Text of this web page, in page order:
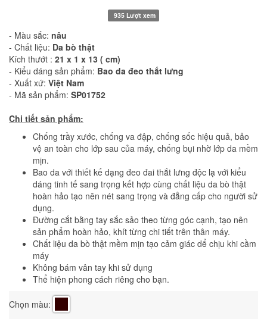
935 Lượt xem
- Màu sắc: nâu
- Chất liệu: Da bò thật
Kích thướt : 21 x 1 x 13 ( cm)
- Kiểu dáng sản phẩm: Bao da đeo thắt lưng
- Xuất xứ: Việt Nam
- Mã sản phẩm: SP01752
Chi tiết sản phẩm:
Chống trầy xước, chống va đập, chống sốc hiệu quả, bảo
vệ an toàn cho lớp sau của máy, chống bụi nhờ lớp da mềm
mịn.
Bao da với thiết kế dạng đeo đai thắt lưng độc lạ với kiểu
dáng tinh tế sang trọng kết hợp cùng chất liệu da bò thật
hoàn hảo tạo nên nét sang trọng và đẳng cấp cho người sử
dụng.
Đường cắt bằng tay sắc sảo theo từng góc cạnh, tạo nên
sản phẩm hoàn hảo, khít từng chi tiết trên thân máy.
Chất liệu da bò thật mềm mịn tạo cảm giác dể chịu khi cầm
máy
Không bám vân tay khi sử dụng
Thể hiện phong cách riêng cho bạn.
Chọn màu: